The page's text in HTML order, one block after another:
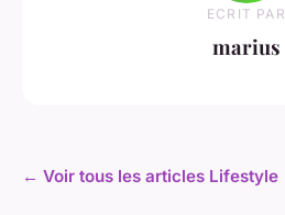
ECRIT PAR
marius
← Voir tous les articles Lifestyle